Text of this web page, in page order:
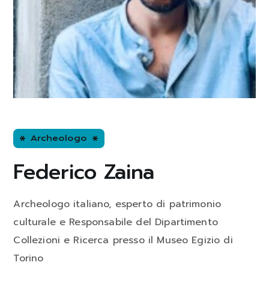
Archeologo
Federico Zaina
Archeologo italiano, esperto di patrimonio
culturale e Responsabile del Dipartimento
Collezioni e Ricerca presso il Museo Egizio di
Torino